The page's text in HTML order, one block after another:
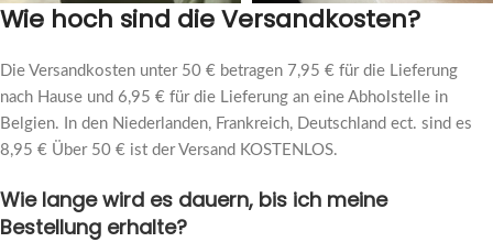
Wie hoch sind die Versandkosten?
Die Versandkosten unter 50 € betragen 7,95 € für die Lieferung
nach Hause und 6,95 € für die Lieferung an eine Abholstelle in
Belgien. In den Niederlanden, Frankreich, Deutschland ect. sind es
8,95 € Über 50 € ist der Versand KOSTENLOS.
Wie lange wird es dauern, bis ich meine
Bestellung erhalte?